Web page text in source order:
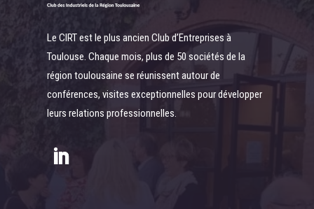
Le CIRT est le plus ancien Club d’Entreprises à
Toulouse. Chaque mois, plus de 50 sociétés de la
région toulousaine se réunissent autour de
conférences, visites exceptionnelles pour développer
leurs relations professionnelles.